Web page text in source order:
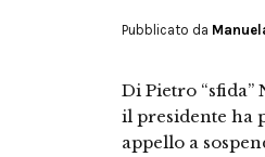
Pubblicato da
Di Pietro
il presidente ha
appello a